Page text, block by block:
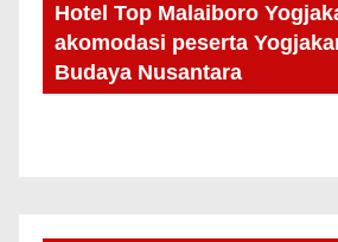
Hotel Top Malaiboro
akomodasi peserta
Budaya Nusantara